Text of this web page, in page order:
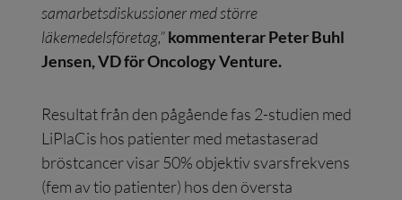
samarbetsdiskussioner med större
läkemedelsföretag,”kommenterar Peter Buhl
Jensen, VD för Oncology Venture.
Resultat från den pågående fas 2-studien med
LiPlaCis hos patienter med metastaserad
bröstcancer visar 50% objektiv svarsfrekvens
(fem av tio patienter) hos den översta